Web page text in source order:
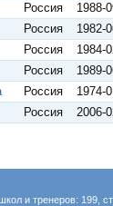
Россия 1988-
Россия 1982-
Россия 1984-
Россия 1989-
Россия 1974-
Россия 2006-
и тренеров: 199,